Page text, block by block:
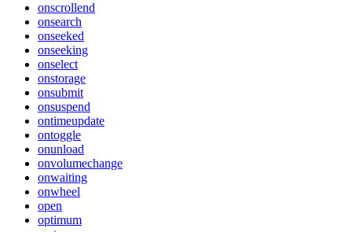
onscrollend
onsearch
onseeked
onseeking
onselect
onstorage
onsubmit
onsuspend
ontimeupdate
ontoggle
onunload
onvolumechange
onwaiting
onwheel
open
optimum